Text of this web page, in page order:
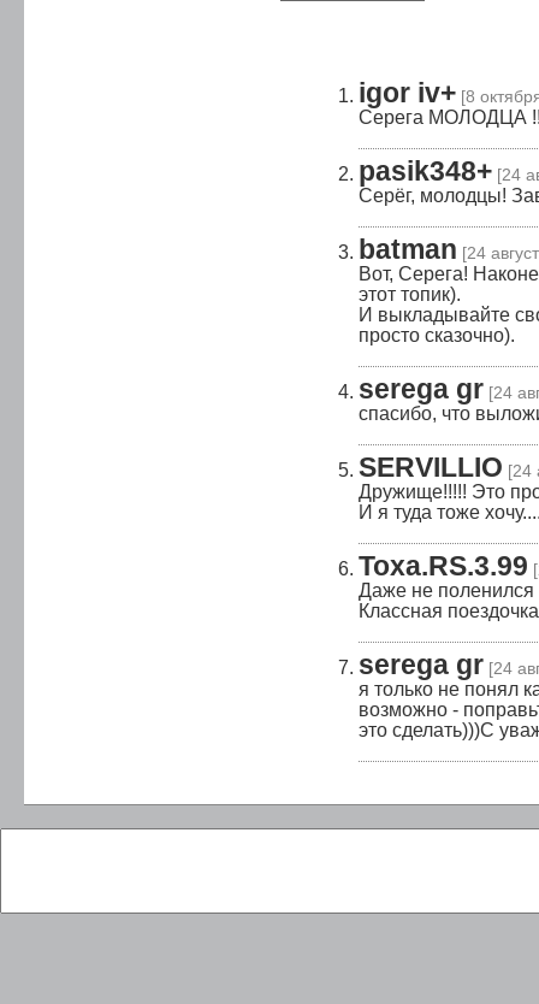
igor iv+ [8
Серега МОЛОДЦА
pasik348+ [24
Серёг, молодцы!
batman [24
Вот, Серега!
этот топик).
И выкладывайте
просто сказочно).
serega gr [24
cпасибо, что
SERVILLIO [24
Дружище!!!!! Это
И я туда тоже
Toxa.RS.3.99
Даже не поленился
Классная
serega gr [24
я только не понял
возможно -
это сделать)))С